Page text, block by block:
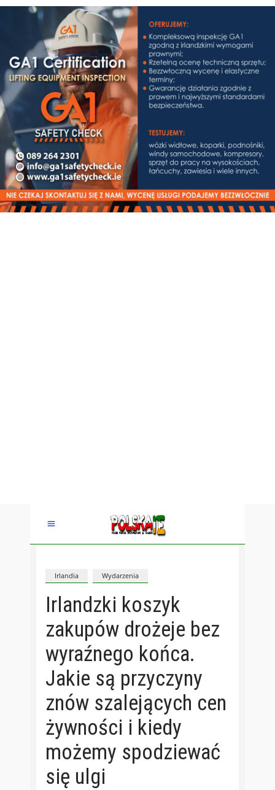
Irlandia Wydarzenia
Irlandzki koszyk
zakupów drożeje bez
wyraźnego końca.
Jakie są przyczyny
znów szalejących cen
żywności i kiedy
możemy spodziewać
się ulgi